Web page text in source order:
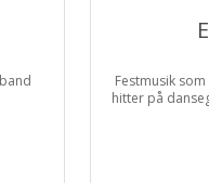
Festmusik
hitter på